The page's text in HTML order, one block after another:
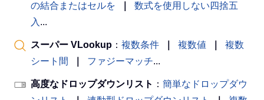
の結合またはセルを
数式を使用しない四捨五
入 ...
スーパー VLookup ： 複数条件 複数値
複数
シート間
ファジーマッチ...
高度なドロップダウンリスト ： 簡単なドロップダウ